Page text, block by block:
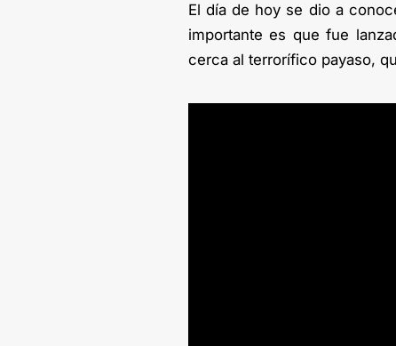
El día de hoy se dio a
importante es que fue
cerca al terrorífico payaso,